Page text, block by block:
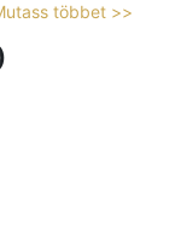
többet >>